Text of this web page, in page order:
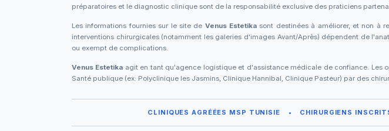
préparatoires et le diagnostic clinique sont de la responsabilité exclusive des praticiens
Les informations fournies sur le site de Venus Estetika sont destinées à améliorer, et non à
interventions chirurgicales (notamment les galeries d'images Avant/Après) dépendent de
ou exempt de complications.
Venus Estetika agit en tant qu'agence logistique et d'assistance médicale de confiance. Les
Santé publique (ex: Polyclinique les Jasmins, Clinique Hannibal, Clinique Pasteur) par des
CLINIQUES AGRÉÉES MSP TUNISIE • CHIRURGIENS